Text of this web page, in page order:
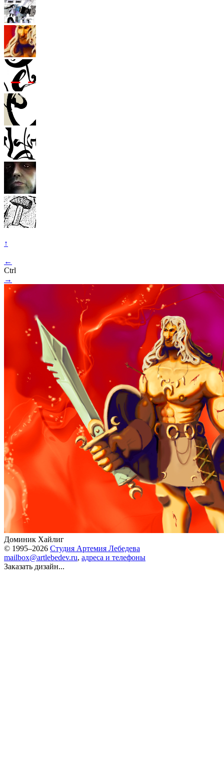
↑
←
Ctrl
→
Доминик Хайлиг
© 1995–2026 Студия Артемия Лебедева
mailbox@artlebedev.ru, адреса и телефоны
Заказать дизайн...